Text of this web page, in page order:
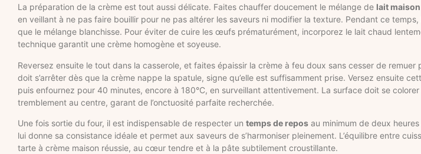
La préparation de la crème est tout aussi délicate. Faites chauffer doucement le mélange de lait maison
en veillant à ne pas faire bouillir pour ne pas altérer les saveurs ni modifier la texture. Pendant ce
que le mélange blanchisse. Pour éviter de cuire les œufs prématurément, incorporez le lait chaud
technique garantit une crème homogène et soyeuse.
Reversez ensuite le tout dans la casserole, et faites épaissir la crème à feu doux sans cesser de
doit s’arrêter dès que la crème nappe la spatule, signe qu’elle est suffisamment prise. Versez ensuite
puis enfournez pour 40 minutes, encore à 180°C, en surveillant attentivement. La surface doit se
tremblement au centre, garant de l’onctuosité parfaite recherchée.
Une fois sortie du four, il est indispensable de respecter un temps de repos au minimum de deux
lui donne sa consistance idéale et permet aux saveurs de s’harmoniser pleinement. L’équilibre entre
tarte à crème maison réussie, au cœur tendre et à la pâte subtilement croustillante.